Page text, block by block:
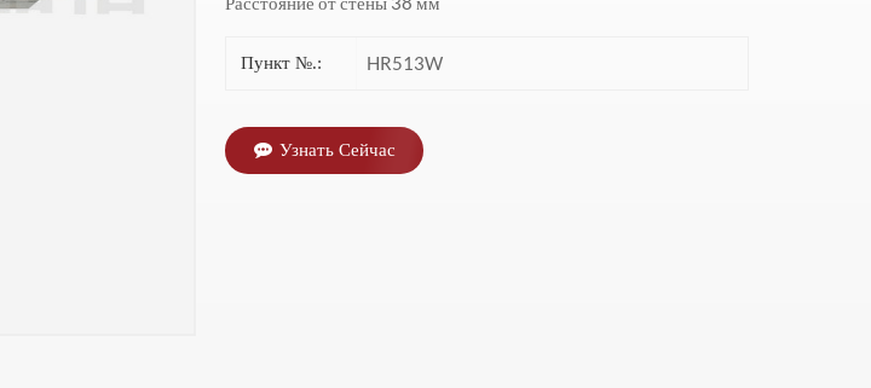
Пункт №.: HR513W
Узнать Сейчас